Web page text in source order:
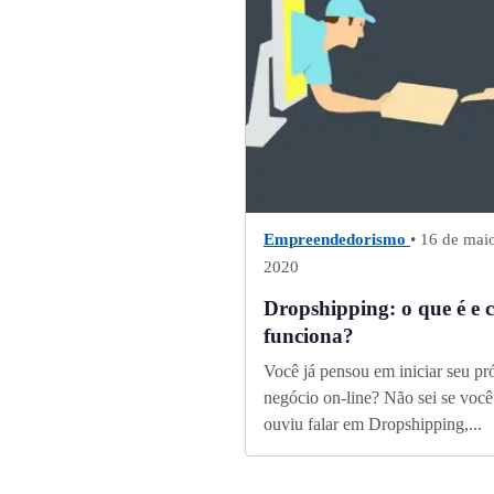
Empreendedorismo • 16 de
2020
Dropshipping: o que é e
funciona?
Você já pensou em iniciar seu
negócio on-line? Não sei se
ouviu falar em Dropshipping,...